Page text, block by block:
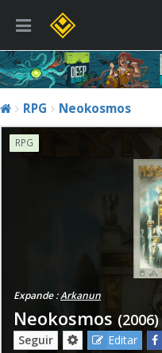
RPG Neokosmos
RPG
Expande :Arkanun
Neokosmos (2006)
Seguir Editar